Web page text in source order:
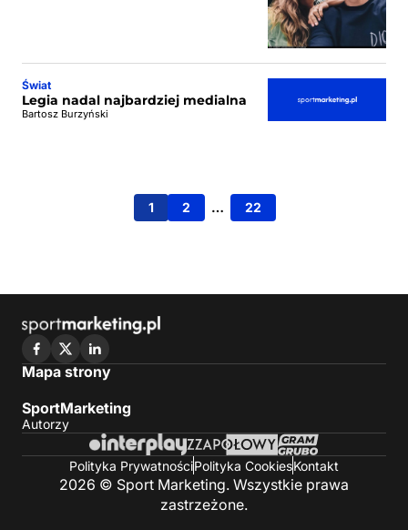
Świat
Legia nadal najbardziej medialna
Bartosz Burzyński
1 2 … 22
Mapa strony
SportMarketing
Autorzy
Polityka PrywatnościPolityka CookiesKontakt
2026 © Sport Marketing. Wszystkie prawa
zastrzeżone.